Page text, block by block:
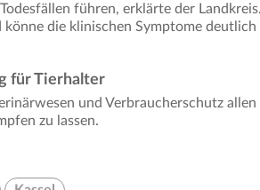
führen, erklärte der
könne die klinischen Symptome
für Tierhalter
und Verbraucherschutz
zu lassen.